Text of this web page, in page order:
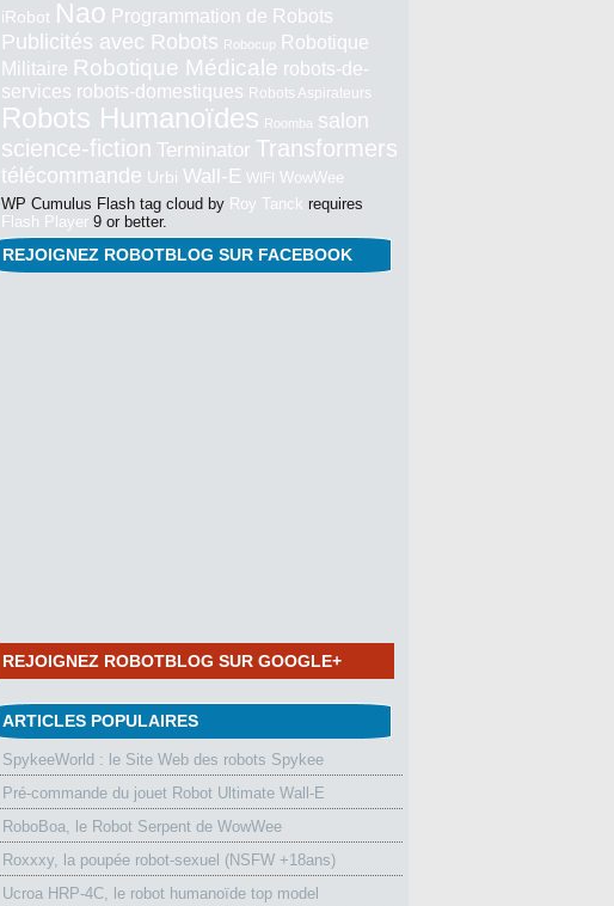
iRobot Nao Programmation de Robots
Publicités avec Robots Robocup
Robotique
Militaire Robotique Médicale robots-de-
services robots-domestiques Robots Aspirateurs
Robots Humanoïdes Roomba salon
science-fiction Terminator Transformers
télécommande Urbi Wall-E WIFI WowWee
WP Cumulus Flash tag cloud by Roy Tanck requires
Flash Player 9 or better.
REJOIGNEZ ROBOTBLOG SUR FACEBOOK
REJOIGNEZ ROBOTBLOG SUR GOOGLE+
ARTICLES POPULAIRES
SpykeeWorld : le Site Web des robots Spykee
Pré-commande du jouet Robot Ultimate Wall-E
RoboBoa, le Robot Serpent de WowWee
Roxxxy, la poupée robot-sexuel (NSFW +18ans)
Ucroa HRP-4C, le robot humanoïde top model